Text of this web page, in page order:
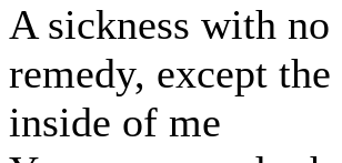
A sickness with no
remedy, except the
inside of me